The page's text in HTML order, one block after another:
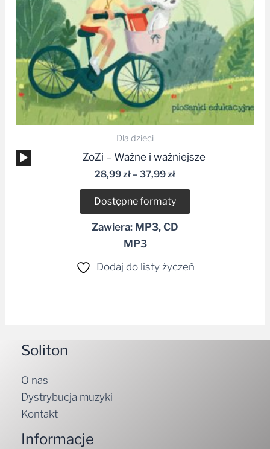
Dla dzieci
Odtwarzacz
plików
dźwiękowych
ZoZi – Ważne i ważniejsze
28,99zł– 37,99zł
Dostępne formaty
Zawiera: MP3, CD
MP3
Dodaj do listy życzeń
Soliton
O nas
Dystrybucja muzyki
Kontakt
Informacje